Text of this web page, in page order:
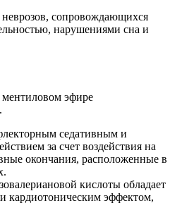
сопровождающихся
нарушениями сна и
ментиловом эфире
седативным и
за счет воздействия на
окончания, расположенные в
кислоты обладает
кардиотоническим эффектом,